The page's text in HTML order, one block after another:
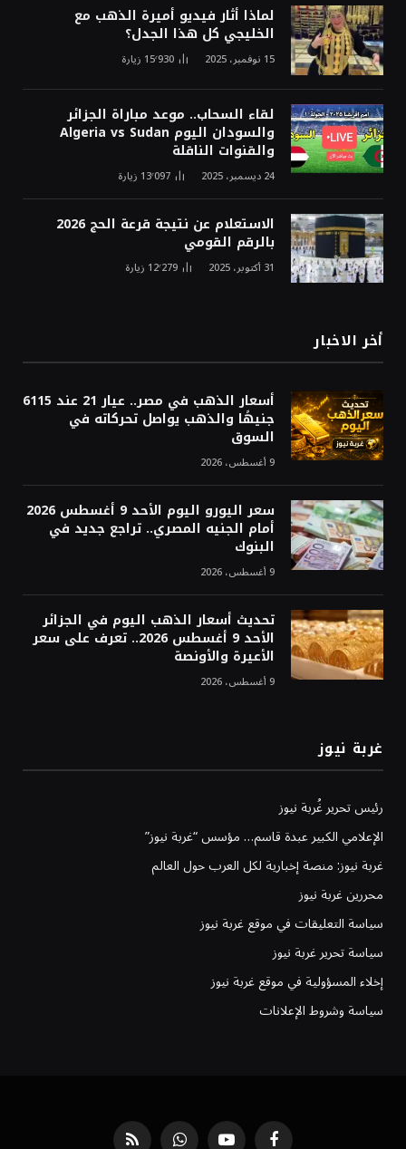
لماذا أثار فيديو أميرة الذهب مع
الخليجي كل هذا الجدل؟
15 نوفمبر، 2025 15٬930 زيارة
لقاء السحاب.. موعد مباراة الجزائر
والسودان اليوم Algeria vs Sudan
والقنوات الناقلة
24 ديسمبر، 2025 13٬097 زيارة
الاستعلام عن نتيجة قرعة الحج 2026
بالرقم القومي
31 أكتوبر، 2025 12٬279 زيارة
أخر الاخبار
أسعار الذهب في مصر.. عيار 21 عند 6115
جنيهًا والذهب يواصل تحركاته في
السوق
9 أغسطس، 2026
سعر اليورو اليوم الأحد 9 أغسطس 2026
أمام الجنيه المصري.. تراجع جديد في
البنوك
9 أغسطس، 2026
تحديث أسعار الذهب اليوم في الجزائر
الأحد 9 أغسطس 2026.. تعرف على سعر
الأعيرة والأونصة
9 أغسطس، 2026
غربة نيوز
رئيس تحرير غُربة نيوز
الإعلامي الكبير عبدة قاسم… مؤسس “غربة نيوز”
غربة نيوز: منصة إخبارية لكل العرب حول العالم
محررين غربة نيوز
سياسة التعليقات في موقع غربة نيوز
سياسة تحرير غربة نيوز
إخلاء المسؤولية في موقع غربة نيوز
سياسة وشروط الإعلانات